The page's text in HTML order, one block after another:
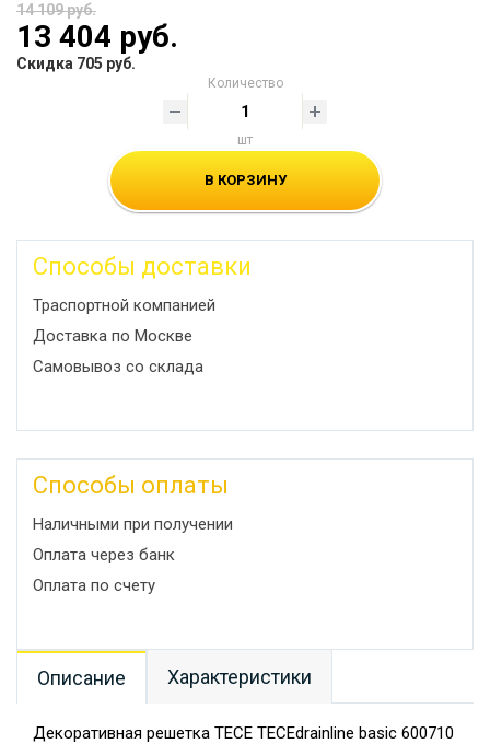
14 109 руб.
13 404 руб.
Скидка 705 руб.
Количество
шт
В КОРЗИНУ
Способы доставки
Траспортной компанией
Доставка по Москве
Самовывоз со склада
Способы оплаты
Наличными при получении
Оплата через банк
Оплата по счету
Описание Характеристики
Декоративная решетка TECE ТЕСЕdrainline basic 600710